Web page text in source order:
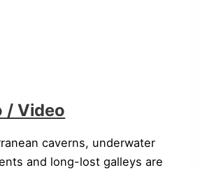
/ Video
caverns, underwater
and long-lost galleys are